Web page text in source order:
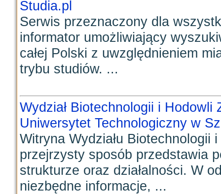
Studia.pl
Serwis przeznaczony dla
informator umożliwiający
całej Polski z uwzględnieniem
trybu studiów. ...
Wydział Biotechnologii i
Uniwersytet Technologiczny w
Witryna Wydziału
przejrzysty sposób przedstawia
strukturze oraz działalności. W
niezbędne informacje, ...